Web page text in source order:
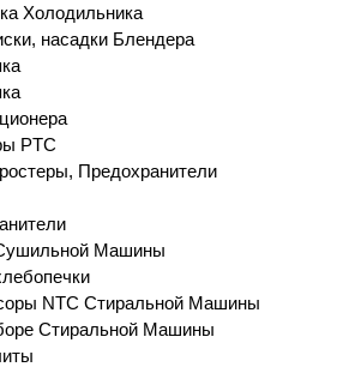
Холодильника
насадки Блендера
PTC
Предохранители
Машины
NTC Стиральной Машины
Стиральной Машины